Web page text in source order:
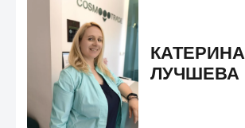
КАТЕРИНА
ЛУЧШЕВА